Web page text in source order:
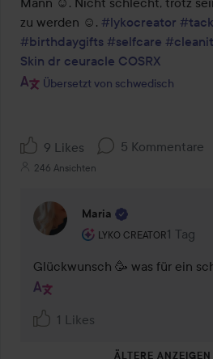
zu werden ☺️. #lykocreator
#birthdaygifts #selfcare
Skin dr ceuracle COSRX
Übersetzt von schwedisch
9 Likes 5 Kommentare
246 Ansichten
Maria
LYKO CREATOR
Rolle des Benutzers:
1 Tag
Glückwunsch 🥳 was für ein
1 Likes
ÄLTERE